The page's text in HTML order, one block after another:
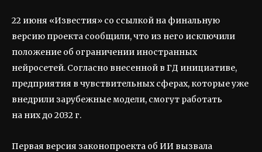
22 июня «Известия» со ссылкой на финальную
версию проекта сообщили, что из него исключили
положение об ограничении иностранных
нейросетей. Согласно внесенной в ГД инициативе,
предприятия в чувствительных сферах, которые уже
внедрили зарубежные модели, смогут работать
на них до 2032 г.
Первая версия законопроекта об ИИ вызвала